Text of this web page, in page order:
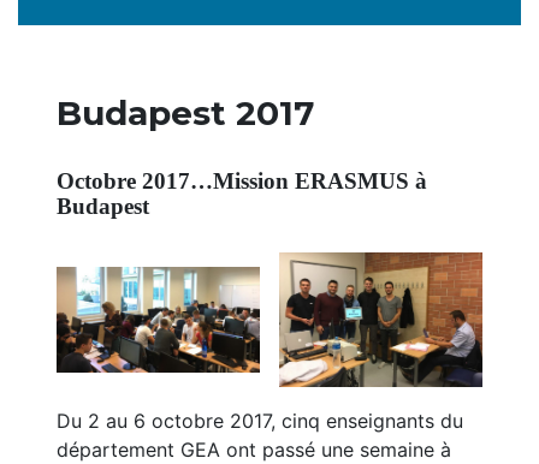
Budapest 2017
Octobre 2017…Mission ERASMUS à
Budapest
Du 2 au 6 octobre 2017, cinq enseignants du
département GEA ont passé une semaine à